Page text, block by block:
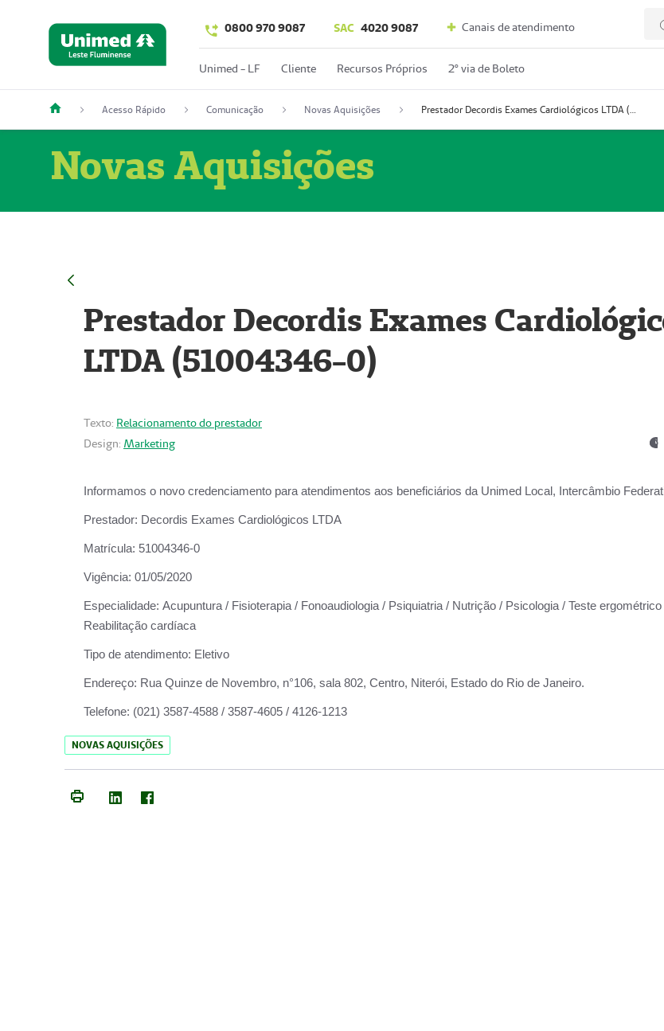
0800 970 9087 SAC 4020 9087 Canais de atendimento
Unimed - LF Cliente Recursos Próprios 2º via de Boleto
Acesso Rápido Comunicação Novas Aquisições Prestador Decordis Exames Cardiológicos LTDA (51004346-0)
Novas Aquisições
Prestador Decordis Exames
LTDA (51004346-0)
Texto: Relacionamento do prestador
Design: Marketing
Informamos o novo credenciamento para atendimentos aos beneficiários da Unimed Local, Intercâmbio
Prestador: Decordis Exames Cardiológicos LTDA
Matrícula: 51004346-0
Vigência: 01/05/2020
Especialidade: Acupuntura / Fisioterapia / Fonoaudiologia / Psiquiatria / Nutrição / Psicologia / Teste
Reabilitação cardíaca
Tipo de atendimento: Eletivo
Endereço: Rua Quinze de Novembro, n°106, sala 802, Centro, Niterói, Estado do Rio de Janeiro.
Telefone: (021) 3587-4588 / 3587-4605 / 4126-1213
NOVAS AQUISIÇÕES